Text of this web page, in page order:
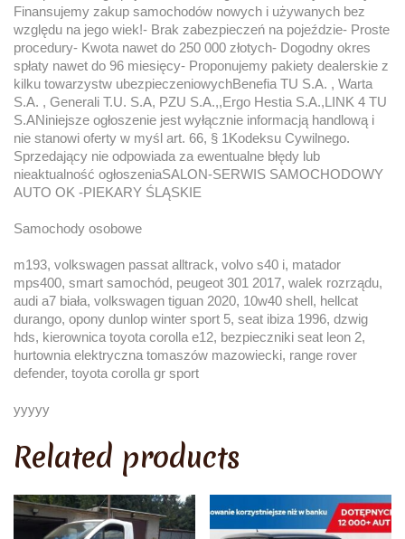
Finansujemy zakup samochodów nowych i używanych bez
względu na jego wiek!- Brak zabezpieczeń na pojeździe- Proste
procedury- Kwota nawet do 250 000 złotych- Dogodny okres
spłaty nawet do 96 miesięcy- Proponujemy pakiety dealerskie z
kilku towarzystw ubezpieczeniowychBenefia TU S.A. , Warta
S.A. , Generali T.U. S.A, PZU S.A.,,Ergo Hestia S.A.,LINK 4 TU
S.ANiniejsze ogłoszenie jest wyłącznie informacją handlową i
nie stanowi oferty w myśl art. 66, § 1Kodeksu Cywilnego.
Sprzedający nie odpowiada za ewentualne błędy lub
nieaktualność ogłoszeniaSALON-SERWIS SAMOCHODOWY
AUTO OK -PIEKARY ŚLĄSKIE
Samochody osobowe
m193, volkswagen passat alltrack, volvo s40 i, matador
mps400, smart samochód, peugeot 301 2017, walek rozrządu,
audi a7 biała, volkswagen tiguan 2020, 10w40 shell, hellcat
durango, opony dunlop winter sport 5, seat ibiza 1996, dzwig
hds, kierownica toyota corolla e12, bezpieczniki seat leon 2,
hurtownia elektryczna tomaszów mazowiecki, range rover
defender, toyota corolla gr sport
yyyyy
Related products